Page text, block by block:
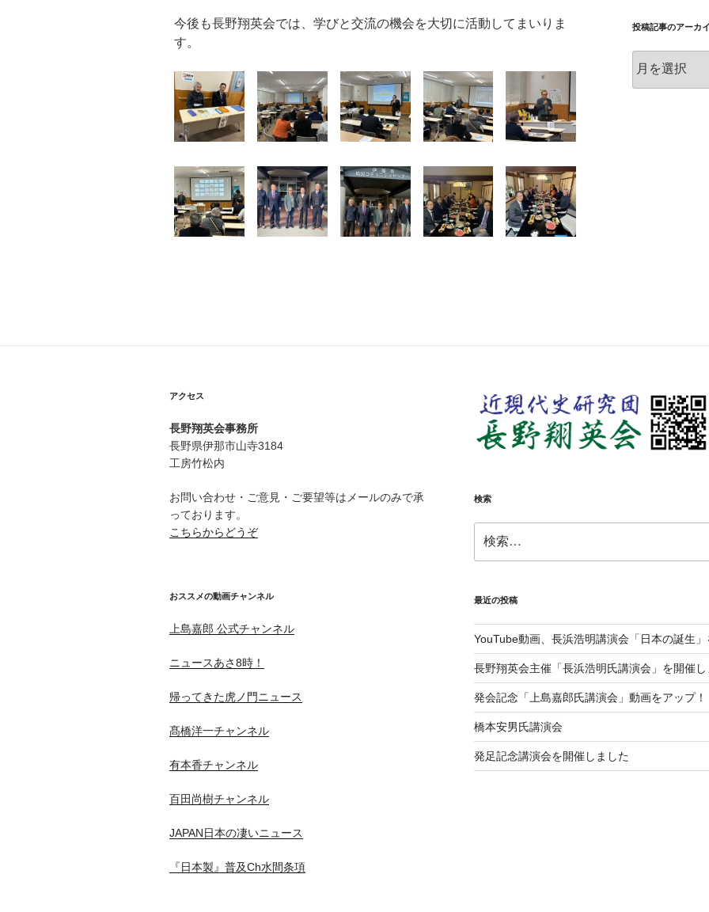
今後も長野翔英会では、学びと交流の機会を大切に活動してまいりま
す。
ゴ
ー
投稿記事のアーカ
稿
アクセス
長野翔英会事務所
長野県伊那市山寺3184
工房竹松内
お問い合わせ・ご意見・ご要望等はメールのみで承
っております。
こちらからどうぞ
おススメの動画チャンネル
上島嘉郎 公式チャンネル
ニュースあさ8時！
帰ってきた虎ノ門ニュース
髙橋洋一チャンネル
有本香チャンネル
百田尚樹チャンネル
JAPAN日本の凄いニュース
『日本製』普及Ch水間条項
検索
索:
最近の投稿
YouTube動画、長浜浩明講演会「日本の誕生
長野翔英会主催「長浜浩明氏講演会」を開催
発会記念「上島嘉郎氏講演会」動画をアップ！
橋本安男氏講演会
発足記念講演会を開催しました